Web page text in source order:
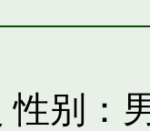
性别：